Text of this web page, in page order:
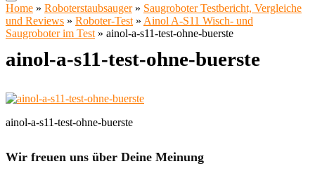
Home » Roboterstaubsauger» Saugroboter Testbericht, Vergleiche
und Reviews » Roboter-Test » Ainol A-S11 Wisch- und
Saugroboter im Test » ainol-a-s11-test-ohne-buerste
ainol-a-s11-test-ohne-buerste
ainol-a-s11-test-ohne-buerste
Wir freuen uns über Deine Meinung